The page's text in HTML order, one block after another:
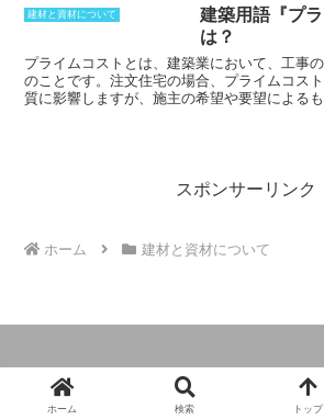
製の物などがあり
て使い分けられま
を囲む形にする場
的には飾りではな
めに使用されます
のように、下部だ
することで、確実
ます。また、止め
建材と資材について
建築用語『プ
は？
プライムコストとは、建築業において、工事
のことです。注文住宅の場合、プライムコス
質に影響しますが、施主の希望や要望による
スポンサーリンク
ホーム 建材と資材について
© 2024 建築用語と関係法令
ホーム 検索 トップ